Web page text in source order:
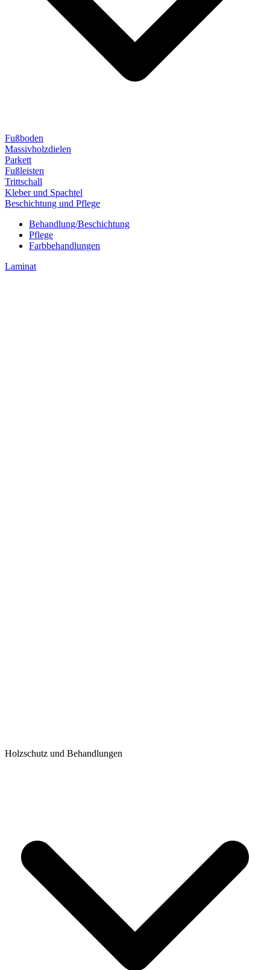
Fußboden
Massivholzdielen
Parkett
Fußleisten
Trittschall
Kleber und Spachtel
Beschichtung und Pflege
Behandlung/Beschichtung
Pflege
Farbbehandlungen
Laminat
Holzschutz und Behandlungen